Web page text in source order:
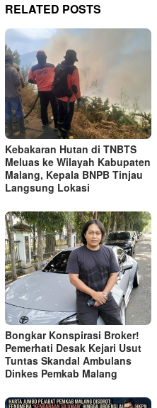
RELATED POSTS
Kebakaran Hutan di TNBTS
Meluas ke Wilayah Kabupaten
Malang, Kepala BNPB Tinjau
Langsung Lokasi
Bongkar Konspirasi Broker!
Pemerhati Desak Kejari Usut
Tuntas Skandal Ambulans
Dinkes Pemkab Malang